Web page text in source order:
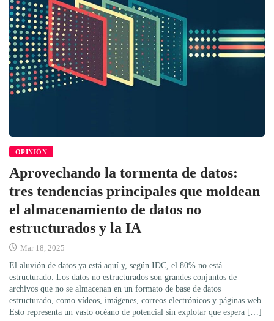
OPINIÓN
Aprovechando la tormenta de datos:
tres tendencias principales que moldean
el almacenamiento de datos no
estructurados y la IA
Mar 18, 2025
El aluvión de datos ya está aquí y, según IDC, el 80% no está
estructurado. Los datos no estructurados son grandes conjuntos de
archivos que no se almacenan en un formato de base de datos
estructurado, como vídeos, imágenes, correos electrónicos y páginas web.
Esto representa un vasto océano de potencial sin explotar que espera […]